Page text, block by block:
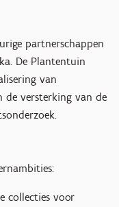
partnerschappen
De Plantentuin
van
de versterking van de
collecties voor